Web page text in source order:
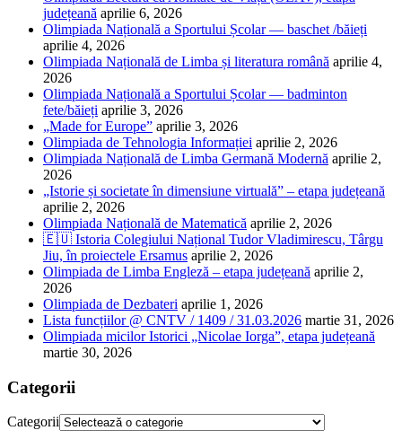
județeană aprilie 6, 2026
Olimpiada Națională a Sportului Școlar — baschet /băieți
aprilie 4, 2026
Olimpiada Națională de Limba și literatura română aprilie 4,
2026
Olimpiada Națională a Sportului Școlar — badminton
fete/băieți aprilie 3, 2026
„Made for Europe” aprilie 3, 2026
Olimpiada de Tehnologia Informației aprilie 2, 2026
Olimpiada Națională de Limba Germană Modernă aprilie 2,
2026
„Istorie și societate în dimensiune virtuală” – etapa județeană
aprilie 2, 2026
Olimpiada Națională de Matematică aprilie 2, 2026
🇪🇺 Istoria Colegiului Național Tudor Vladimirescu, Târgu
Jiu, în proiectele Ersamus aprilie 2, 2026
Olimpiada de Limba Engleză – etapa județeană aprilie 2,
2026
Olimpiada de Dezbateri aprilie 1, 2026
Lista funcțiilor @ CNTV / 1409 / 31.03.2026 martie 31, 2026
Olimpiada micilor Istorici „Nicolae Iorga”, etapa județeană
martie 30, 2026
Categorii
Categorii